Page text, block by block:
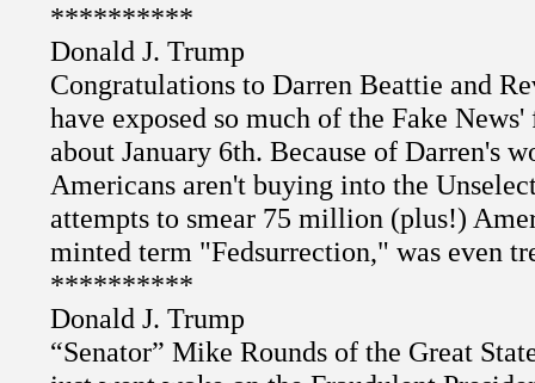
**********
Donald J. Trump
Congratulations to Darren Beattie and
have exposed so much of the Fake
about January 6th. Because of Darren's
Americans aren't buying into the
attempts to smear 75 million (plus!)
minted term "Fedsurrection," was even
**********
Donald J. Trump
“Senator” Mike Rounds of the Great